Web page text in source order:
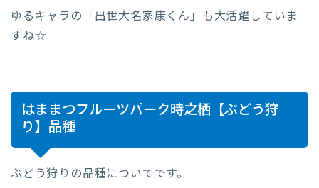
ゆるキャラの「出世大名家康くん」も大活躍していま
すね☆
はままつフルーツパーク時之栖【ぶどう狩
り】品種
ぶどう狩りの品種についてです。